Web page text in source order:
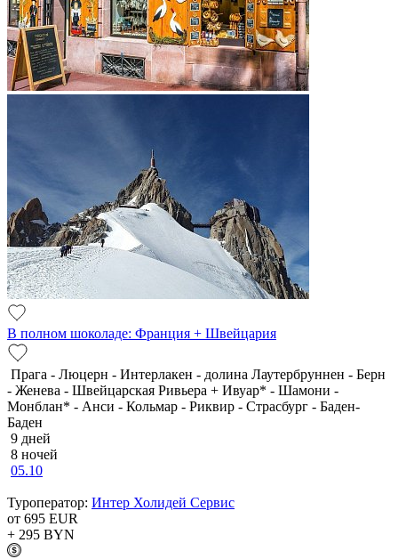
В полном шоколаде: Франция + Швейцария
Прага - Люцерн - Интерлакен - долина Лаутербруннен - Берн
- Женева - Швейцарская Ривьера + Ивуар* - Шамони -
Монблан* - Анси - Кольмар - Риквир - Страсбург - Баден-
Баден
9 дней
8 ночей
05.10
Туроператор: Интер Холидей Сервис
от 695 EUR
+ 295 BYN